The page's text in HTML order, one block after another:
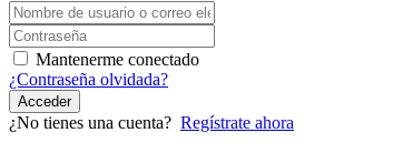
Mantenerme conectado
¿Contraseña olvidada?
Acceder
¿No tienes una cuenta? Regístrate ahora